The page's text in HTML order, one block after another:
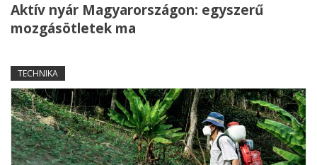
Aktív nyár Magyarországon: egyszerű
mozgásötletek ma
TECHNIKA